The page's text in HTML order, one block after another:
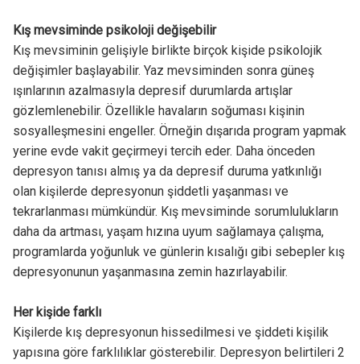
Kış mevsiminde psikoloji değişebilir
Kış mevsiminin gelişiyle birlikte birçok kişide psikolojik
değişimler başlayabilir. Yaz mevsiminden sonra güneş
ışınlarının azalmasıyla depresif durumlarda artışlar
gözlemlenebilir. Özellikle havaların soğuması kişinin
sosyalleşmesini engeller. Örneğin dışarıda program yapmak
yerine evde vakit geçirmeyi tercih eder. Daha önceden
depresyon tanısı almış ya da depresif duruma yatkınlığı
olan kişilerde depresyonun şiddetli yaşanması ve
tekrarlanması mümkündür. Kış mevsiminde sorumlulukların
daha da artması, yaşam hızına uyum sağlamaya çalışma,
programlarda yoğunluk ve günlerin kısalığı gibi sebepler kış
depresyonunun yaşanmasına zemin hazırlayabilir.
Her kişide farklı
Kişilerde kış depresyonun hissedilmesi ve şiddeti kişilik
yapısına göre farklılıklar gösterebilir. Depresyon belirtileri 2